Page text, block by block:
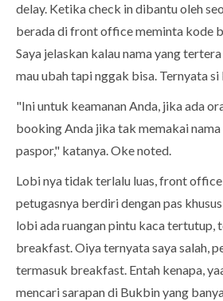
delay. Ketika check in dibantu oleh
berada di front office meminta kode
Saya jelaskan kalau nama yang
mau ubah tapi nggak bisa. Ternyata
"Ini untuk keamanan Anda, jika ada
booking Anda jika tak memakai nama
paspor," katanya. Oke noted.
Lobi nya tidak terlalu luas, front
petugasnya berdiri dengan pas
lobi ada ruangan pintu kaca tertutup,
breakfast. Oiya ternyata saya salah,
termasuk breakfast. Entah kenapa,
mencari sarapan di Bukbin yang